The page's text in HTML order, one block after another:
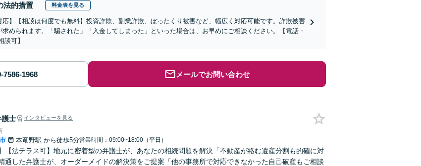
法的措置 料金表を見る
応】【相談は何度でも無料】投資詐欺、副業詐欺、ぼったくり被害など、幅広く対応可能です。詐欺被害
求められます。「騙された」「入金してしまった」といった場合は、お早めにご相談ください。【電話・
談可】
メールでお問い合わせ
護士 インタビューを見る
本竜野駅 から徒歩5分営業時間：09:00~18:00（平日）
【法テラス可】地元に密着型の弁護士が、あなたの相続問題を解決「不動産が絡む遺産分割も的確に対
通した弁護士が、オーダーメイドの解決策をご提案「他の事務所で対応できなかった自己破産もご相談